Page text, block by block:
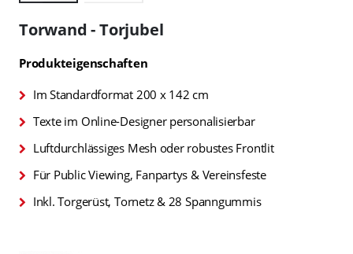
Anfang
der
springen
Torwand - Torjubel
Produkteigenschaften
Im Standardformat 200 x 142 cm
Texte im Online-Designer personalisierbar
Luftdurchlässiges Mesh oder robustes Frontlit
Für Public Viewing, Fanpartys & Vereinsfeste
Inkl. Torgerüst, Tornetz & 28 Spanngummis